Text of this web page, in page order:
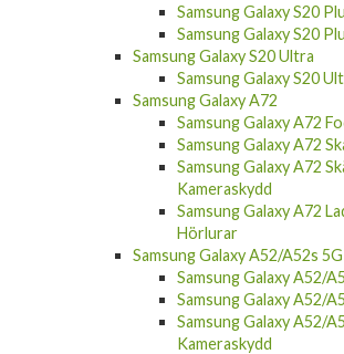
Samsung Galaxy S20
Samsung Galaxy S20
Samsung Galaxy S20 Ultra
Samsung Galaxy S20
Samsung Galaxy A72
Samsung Galaxy A72
Samsung Galaxy A72
Samsung Galaxy A72
Kameraskydd
Samsung Galaxy A72
Hörlurar
Samsung Galaxy A52/A52s 5G
Samsung Galaxy A52/
Samsung Galaxy A52/
Samsung Galaxy A52/
Kameraskydd